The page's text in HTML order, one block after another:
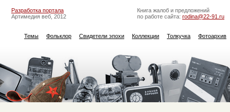
Разработка портала
Артимедия веб, 2012
Книга жалоб и предложений
по работе сайта: rodina@22-91.ru
Темы Фольклор Свидетели эпохи Коллекции Толкучка Фотоархив